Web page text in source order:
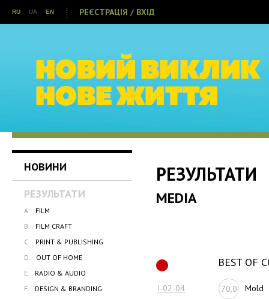
RU UA EN РЕЄСТРАЦІЯ / ВХІД
НОВИНИ
РЕЗУЛЬТАТИ
A.
FILM
B.
FILM CRAFT
C.
PRINT & PUBLISHING
D.
OUT OF HOME
E.
RADIO & AUDIO
F.
DESIGN & BRANDING
РЕЗУЛЬТАТИ
MEDIA
BEST OF
I-02-04 70,0 Mold